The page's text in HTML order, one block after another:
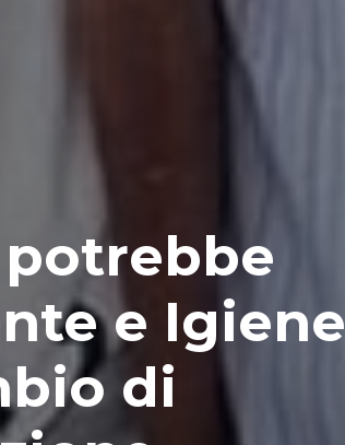
potrebbe
e Igiene
di